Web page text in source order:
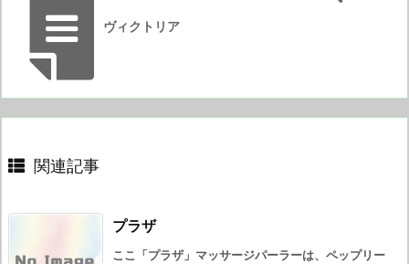
ヴィクトリア
関連記事
プラザ
ここ「プラザ」マッサージパーラーは、ペップリー